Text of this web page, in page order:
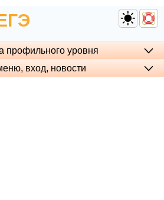
профильного уровня
вход, но­во­сти